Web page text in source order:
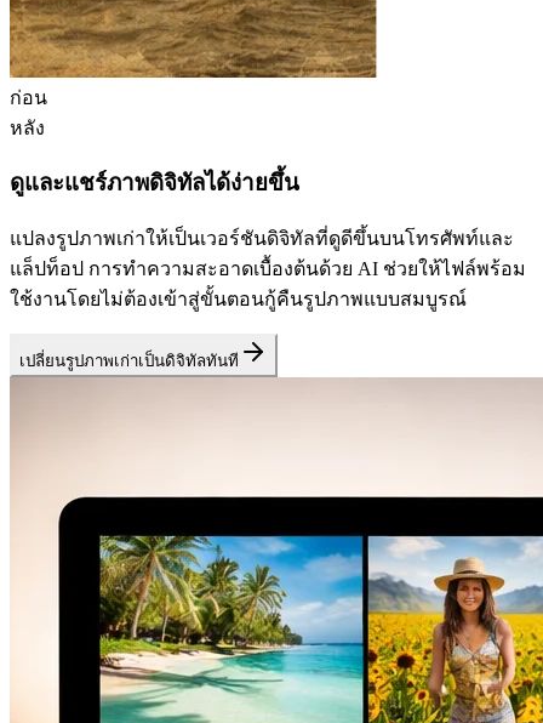
ก่อน
หลัง
ดูและแชร์ภาพดิจิทัลได้ง่ายขึ้น
แปลงรูปภาพเก่าให้เป็นเวอร์ชันดิจิทัลที่ดูดีขึ้นบนโทรศัพท์และ
แล็ปท็อป การทำความสะอาดเบื้องต้นด้วย AI ช่วยให้ไฟล์พร้อม
ใช้งานโดยไม่ต้องเข้าสู่ขั้นตอนกู้คืนรูปภาพแบบสมบูรณ์
เปลี่ยนรูปภาพเก่าเป็นดิจิทัลทันที